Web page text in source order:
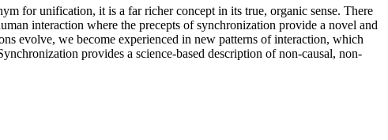
for unification, it is a far richer concept in its true, organic sense. There
interaction where the precepts of synchronization provide a novel and
evolve, we become experienced in new patterns of interaction, which
provides a science-based description of non-causal, non-